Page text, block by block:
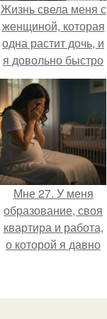
Жизнь свела меня с
женщиной, которая
одна растит дочь, и
я довольно быстро
привязался к ним
обеим.
Мне 27. У меня
образование, своя
квартира и работа,
о которой я давно